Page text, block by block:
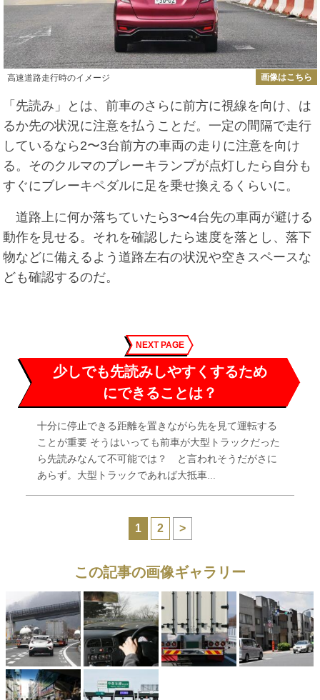
高速道路走行時のイメージ 画像はこちら
「先読み」とは、前車のさらに前方に視線を向け、は
るか先の状況に注意を払うことだ。一定の間隔で走行
しているなら2〜3台前方の車両の走りに注意を向け
る。そのクルマのブレーキランプが点灯したら自分も
すぐにブレーキペダルに足を乗せ換えるくらいに。
道路上に何か落ちていたら3〜4台先の車両が避ける
動作を見せる。それを確認したら速度を落とし、落下
物などに備えるよう道路左右の状況や空きスペースな
ども確認するのだ。
NEXT PAGE
少しでも先読みしやすくするため
にできることは？
十分に停止できる距離を置きながら先を見て運転する
ことが重要 そうはいっても前車が大型トラックだった
ら先読みなんて不可能では？ と言われそうだがさに
あらず。大型トラックであれば大抵車...
1 2 >
この記事の画像ギャラリー